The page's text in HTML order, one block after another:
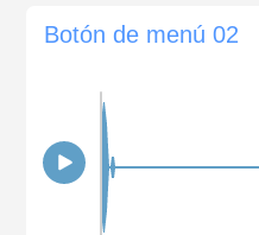
Botón de menú 02